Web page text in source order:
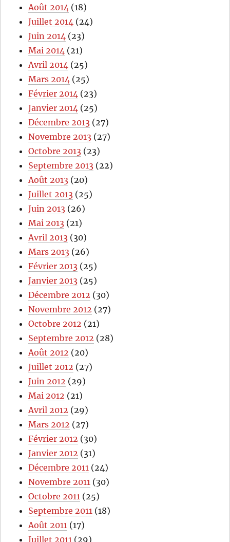
Août 2014 (18)
Juillet 2014 (24)
Juin 2014 (23)
Mai 2014 (21)
Avril 2014 (25)
Mars 2014 (25)
Février 2014 (23)
Janvier 2014 (25)
Décembre 2013 (27)
Novembre 2013 (27)
Octobre 2013 (23)
Septembre 2013 (22)
Août 2013 (20)
Juillet 2013 (25)
Juin 2013 (26)
Mai 2013 (21)
Avril 2013 (30)
Mars 2013 (26)
Février 2013 (25)
Janvier 2013 (25)
Décembre 2012 (30)
Novembre 2012 (27)
Octobre 2012 (21)
Septembre 2012 (28)
Août 2012 (20)
Juillet 2012 (27)
Juin 2012 (29)
Mai 2012 (21)
Avril 2012 (29)
Mars 2012 (27)
Février 2012 (30)
Janvier 2012 (31)
Décembre 2011 (24)
Novembre 2011 (30)
Octobre 2011 (25)
Septembre 2011 (18)
Août 2011 (17)
Juillet 2011 (29)